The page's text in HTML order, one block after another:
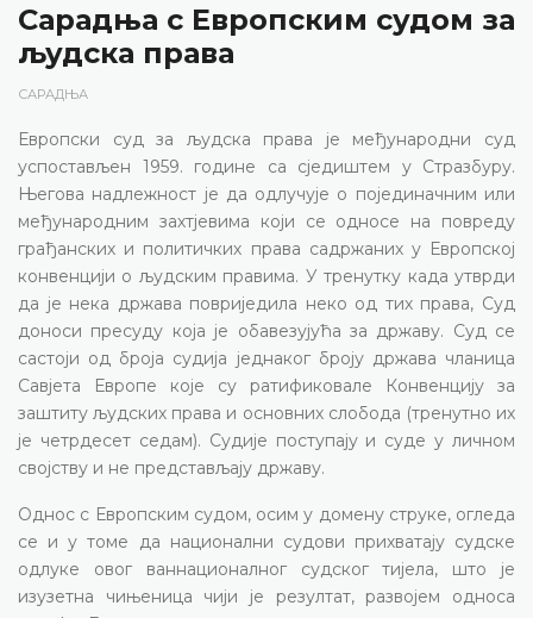
Сарадња с Европским судом за
људска права
САРАДЊА
Европски суд за људска права је међународни суд
успостављен 1959. године са сједиштем у Стразбуру.
Његова надлежност је да одлучује о појединачним или
међународним захтјевима који се односе на повреду
грађанских и политичких права садржаних у Европској
конвенцији о људским правима. У тренутку када утврди
да је нека држава повриједила неко од тих права, Суд
доноси пресуду која је обавезујућа за државу. Суд се
састоји од броја судија једнаког броју држава чланица
Савјета Европе које су ратификовале Конвенцију за
заштиту људских права и основних слобода (тренутно их
је четрдесет седам). Судије поступају и суде у личном
својству и не представљају државу.
Однос с Европским судом, осим у домену струке, огледа
се и у томе да национални судови прихватају судске
одлуке овог ваннационалног судског тијела, што је
изузетна чињеница чији је резултат, развојем односа